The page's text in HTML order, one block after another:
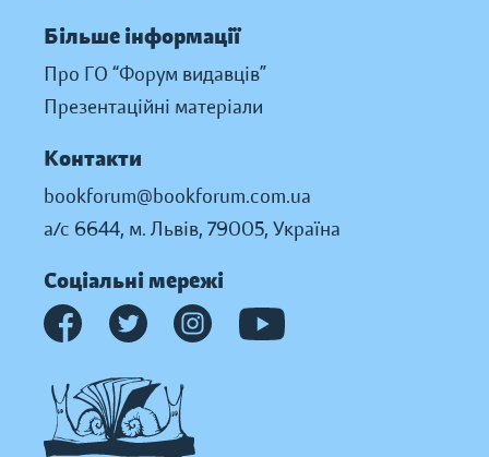
Більше інформації
Про ГО “Форум видавців”
Презентаційні матеріали
Контакти
bookforum@bookforum.com.ua
а/с 6644, м. Львів, 79005, Україна
Соціальні мережі